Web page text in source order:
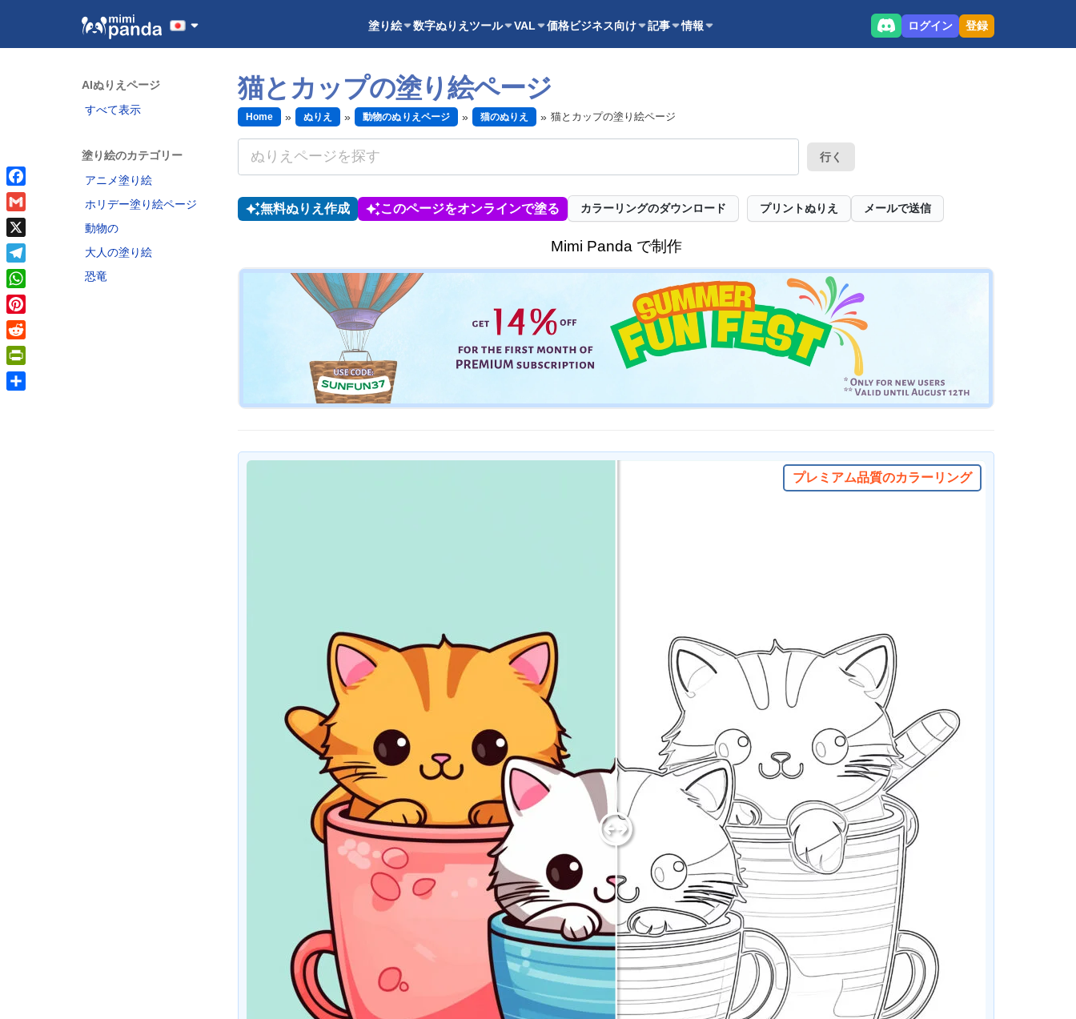
塗り絵 数字ぬりえ ツール VAL 価格ビジネス向け 記事 情報 ログイン 登録
AIぬりえページ
すべて表示
塗り絵のカテゴリー
アニメ塗り絵
ホリデー塗り絵ページ
動物の
大人の塗り絵
恐竜
猫とカップの塗り絵ページ
Home ぬりえ 動物のぬりえページ 猫のぬりえ 猫とカップの塗り絵ページ
行く
無料ぬりえ作成 このページをオンラインで塗る カラーリングのダウンロード プリントぬりえ メールで送信
Mimi Panda で制作
プレミアム品質のカラーリング
Facebook
Gmail
X
Telegram
WhatsApp
Pinterest
Reddit
PrintFriendly